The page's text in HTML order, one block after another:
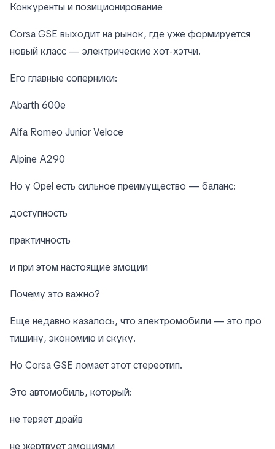
Конкуренты и позиционирование
Corsa GSE выходит на рынок, где уже формируется
новый класс — электрические хот-хэтчи.
Его главные соперники:
Abarth 600e
Alfa Romeo Junior Veloce
Alpine A290
Но у Opel есть сильное преимущество — баланс:
доступность
практичность
и при этом настоящие эмоции
Почему это важно?
Еще недавно казалось, что электромобили — это про
тишину, экономию и скуку.
Но Corsa GSE ломает этот стереотип.
Это автомобиль, который:
не теряет драйв
не жертвует эмоциями